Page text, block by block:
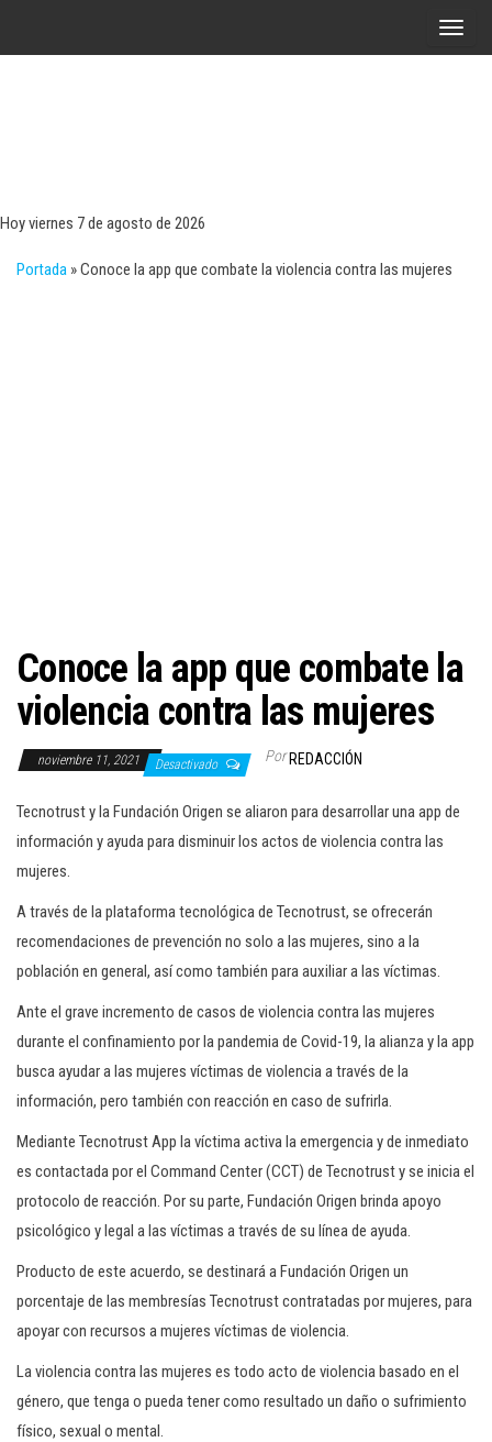
A
l
Hoy viernes 7 de agosto de 2026
Portada »Conoce la app que combate la violencia contra las mujeres
Conoce la app que combate la
violencia contra las mujeres
noviembre 11, 2021 Desactivado Por REDACCIÓN
Tecnotrust y la Fundación Origen se aliaron para desarrollar una app de
información y ayuda para disminuir los actos de violencia contra las
mujeres.
A través de la plataforma tecnológica de Tecnotrust, se ofrecerán
recomendaciones de prevención no solo a las mujeres, sino a la
población en general, así como también para auxiliar a las víctimas.
Ante el grave incremento de casos de violencia contra las mujeres
durante el confinamiento por la pandemia de Covid-19, la alianza y la app
busca ayudar a las mujeres víctimas de violencia a través de la
información, pero también con reacción en caso de sufrirla.
Mediante Tecnotrust App la víctima activa la emergencia y de inmediato
es contactada por el Command Center (CCT) de Tecnotrust y se inicia el
protocolo de reacción. Por su parte, Fundación Origen brinda apoyo
psicológico y legal a las víctimas a través de su línea de ayuda.
Producto de este acuerdo, se destinará a Fundación Origen un
porcentaje de las membresías Tecnotrust contratadas por mujeres, para
apoyar con recursos a mujeres víctimas de violencia.
La violencia contra las mujeres es todo acto de violencia basado en el
género, que tenga o pueda tener como resultado un daño o sufrimiento
físico, sexual o mental.